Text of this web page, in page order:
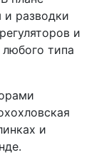
и разводки
и
типа
и